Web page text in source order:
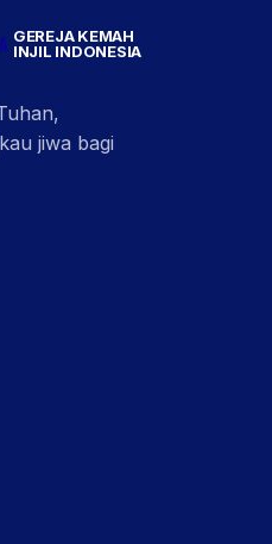
GEREJA KEMAH
INJIL INDONESIA
jiwa bagi